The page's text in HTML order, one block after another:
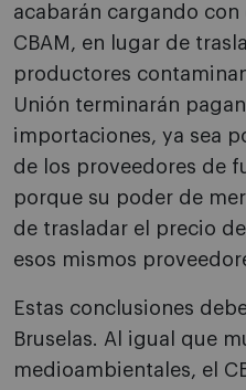
acabarán cargando con
CBAM, en lugar de
productores
Unión terminarán
importaciones, ya sea
de los proveedores de
porque su poder de
de trasladar el precio
esos mismos
Estas conclusiones
Bruselas. Al igual que
medioambientales, el